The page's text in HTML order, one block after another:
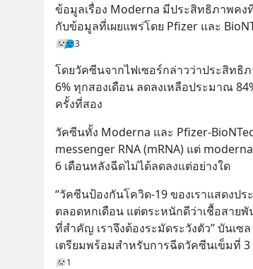
ข้อมูลเรื่อง Moderna มีประสิทธิภาพคง
กับข้อมูลที่เผยแพร่โดย Pfizer และ
3
โดยวัคซีนจากไฟเซอร์กล่าวว่าประสิท
6% ทุกสองเดือน ลดลงเหลือประมาณ
ครั้งที่สอง
วัคซีนทั้ง Moderna และ Pfizer-
messenger RNA (mRNA) แต่
6 เดือนหลังฉีดไม่ได้ลดลงแต่อย่างใด
“วัคซีนป้องกันโควิด-19 ของเราแสดงป
ตลอดหกเดือน แต่ตระหนักดีว่าเชื้อสาย
ที่สำคัญ เราจึงต้องระมัดระวังตัว” บันเซ
เตรียมพร้อมสำหรับการฉีดวัคซีนเข็มที่ 3
1